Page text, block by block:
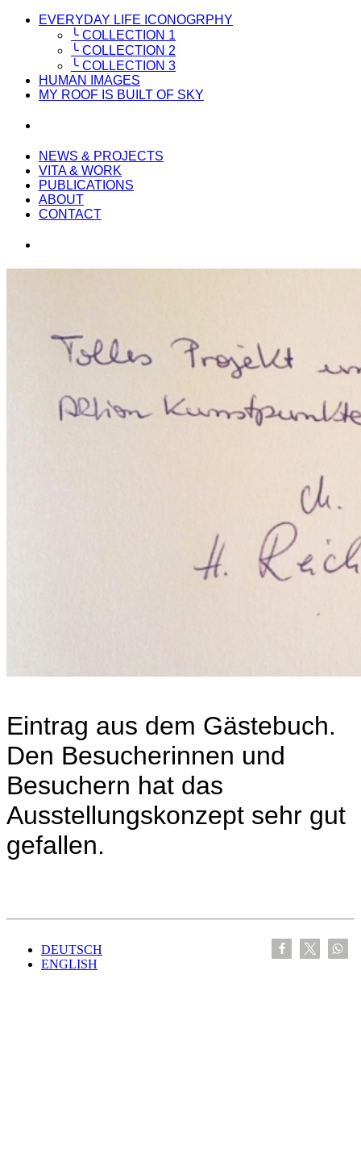
EVERYDAY LIFE ICONOGRPHY
╰ COLLECTION 1
╰ COLLECTION 2
╰ COLLECTION 3
HUMAN IMAGES
MY ROOF IS BUILT OF SKY
NEWS & PROJECTS
VITA & WORK
PUBLICATIONS
ABOUT
CONTACT
Eintrag aus dem Gästebuch.
Den Besucherinnen und
Besuchern hat das
Ausstellungskonzept sehr gut
gefallen.
DEUTSCH
ENGLISH